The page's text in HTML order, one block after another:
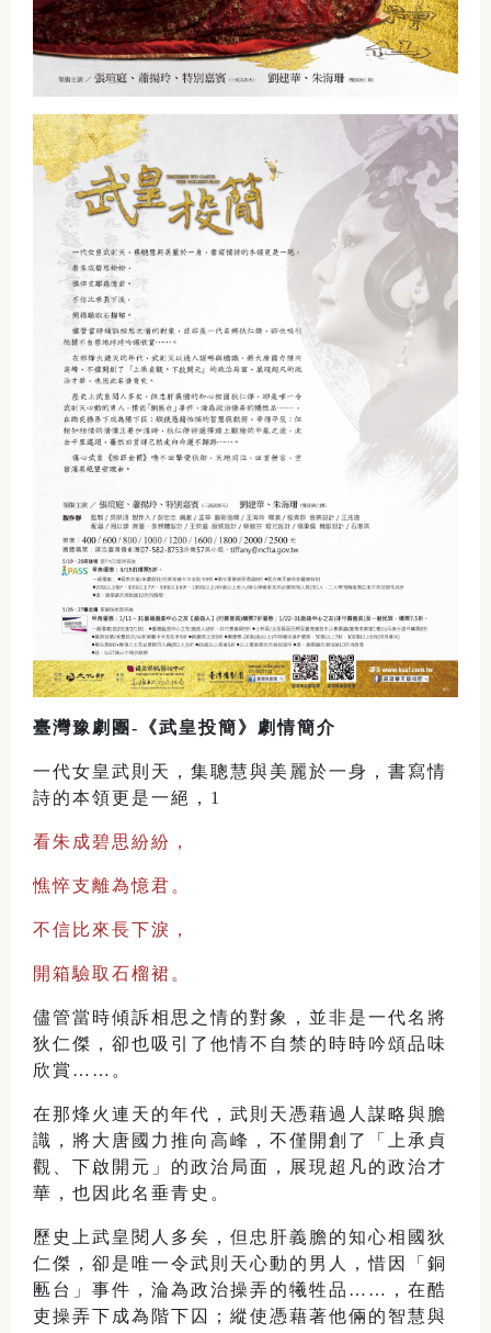
臺灣豫劇團- 《武皇投簡》 劇情簡介
一代女皇武則天，集聰慧與美麗於一身，書寫情
詩的本領更是一絕，1
看朱成碧思紛紛，
憔悴支離為憶君。
不信比來長下淚，
開箱驗取石榴裙。
儘管當時傾訴相思之情的對象，並非是一代名將
狄仁傑，卻也吸引了他情不自禁的時時吟頌品味
欣賞……。
在那烽火連天的年代，武則天憑藉過人謀略與膽
識，將大唐國力推向高峰，不僅開創了「上承貞
觀、下啟開元」的政治局面，展現超凡的政治才
華，也因此名垂青史。
歷史上武皇閱人多矣，但忠肝義膽的知心相國狄
仁傑，卻是唯一令武則天心動的男人，惜因「銅
匭台」事件，淪為政治操弄的犧牲品……，在酷
吏操弄下成為階下囚；縱使憑藉著他倆的智慧與